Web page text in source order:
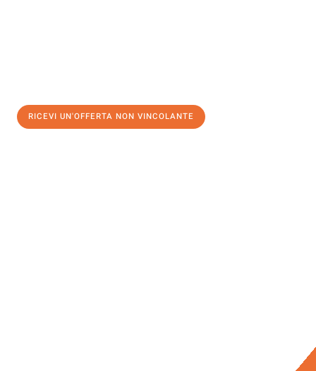
RICEVI UN'OFFERTA NON VINCOLANTE